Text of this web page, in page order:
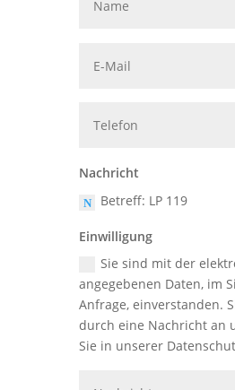
Nachricht
Betreff: LP 119
Einwilligung
Sie sind mit der
angegebenen Daten, im
Anfrage, einverstanden.
durch eine Nachricht an
Sie in unserer